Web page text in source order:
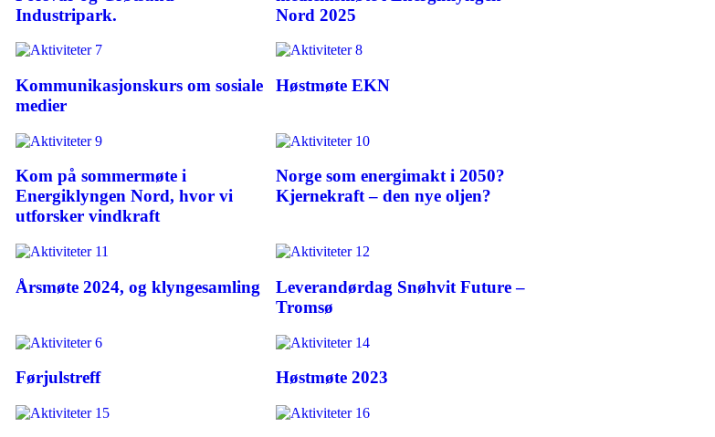
Industripark.
Nord 2025
Kommunikasjonskurs om sosiale
medier
Høstmøte EKN
Kom på sommermøte i
Energiklyngen Nord, hvor vi
utforsker vindkraft
Norge som energimakt i 2050?
Kjernekraft – den nye oljen?
Årsmøte 2024, og klyngesamling
Leverandørdag Snøhvit Future –
Tromsø
Førjulstreff Høstmøte 2023